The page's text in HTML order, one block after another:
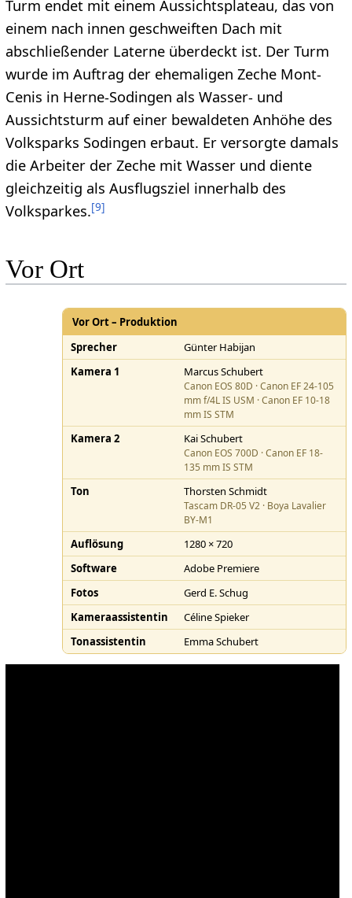
Turm endet mit einem Aussichtsplateau, das von
einem nach innen geschweiften Dach mit
abschließender Laterne überdeckt ist. Der Turm
wurde im Auftrag der ehemaligen Zeche Mont-
Cenis in Herne-Sodingen als Wasser- und
Aussichtsturm auf einer bewaldeten Anhöhe des
Volksparks Sodingen erbaut. Er versorgte damals
die Arbeiter der Zeche mit Wasser und diente
gleichzeitig als Ausflugsziel innerhalb des
Volksparkes.[9]
Vor Ort
Vor Ort – Produktion
Sprecher
Günter Habijan
Kamera 1
Marcus Schubert
Canon EOS 80D · Canon EF 24-105
mm f/4L IS USM · Canon EF 10-18
mm IS STM
Kamera 2 Kai Schubert
Canon EOS 700D · Canon EF 18-
135 mm IS STM
Ton Thorsten Schmidt
Tascam DR-05 V2 · Boya Lavalier
BY-M1
Auflösung
1280 × 720
Software
Adobe Premiere
Fotos
Gerd E. Schug
Kameraassistentin
Céline Spieker
Tonassistentin
Emma Schubert